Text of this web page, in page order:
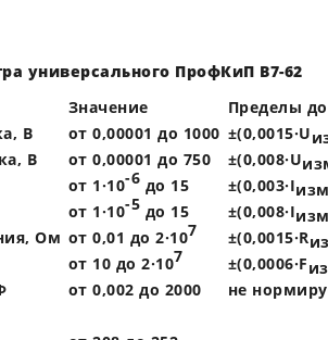
универсального ПрофКиП В7-62
Значение
Пределы
В
от 0,00001 до 1000 ±(0,0015·U
В
от 0,00001 до 750 ±(0,008·U
от 1·10-6 до 15 ±(0,003·Iизм
от 1·10-5 до 15 ±(0,008·Iизм
Ом от 0,01 до 2·107 ±(0,0015·R
от 10 до 2·107 ±(0,0006·F
от 0,002 до 2000
не